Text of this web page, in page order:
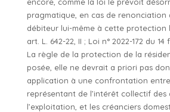
pragmatique, en cas de renonciation
débiteur lui-même à cette protection
art. L. 642-22, II ; Loi n° 2022-172 du 14
La règle de la protection de la
posée, elle ne devrait a priori pas
application à une confrontation
représentant de l’intérêt collectif des
l’exploitation, et les créanciers